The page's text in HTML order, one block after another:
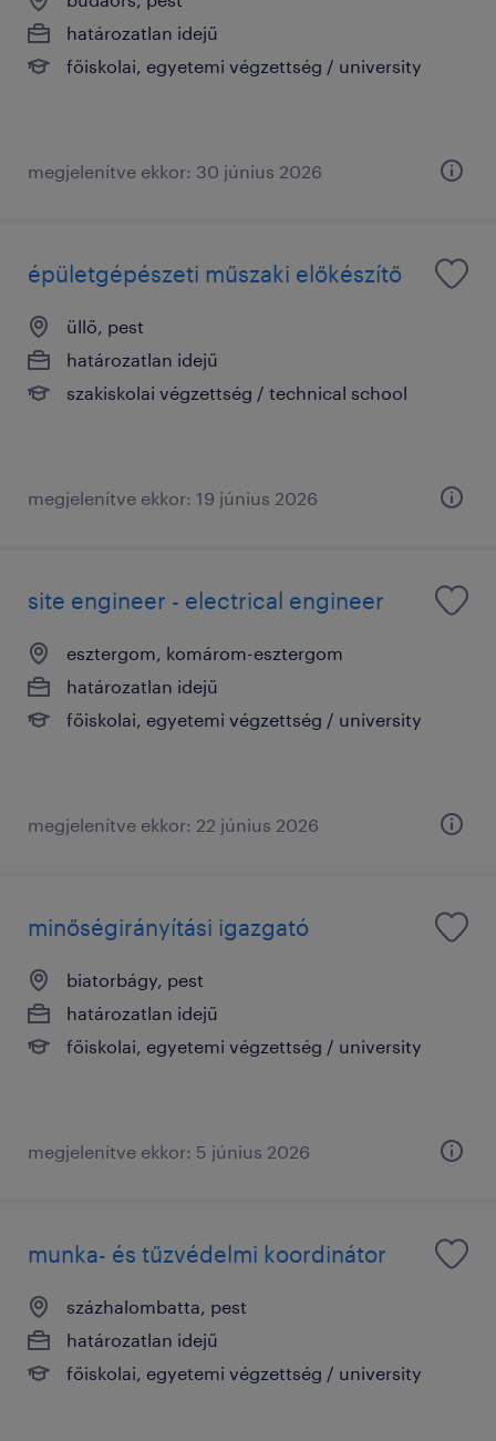
határozatlan idejű
főiskolai, egyetemi végzettség / university
megjelenítve ekkor: 30 június 2026
épületgépészeti műszaki előkészítő
üllő, pest
határozatlan idejű
szakiskolai végzettség / technical school
megjelenítve ekkor: 19 június 2026
site engineer - electrical engineer
esztergom, komárom-esztergom
határozatlan idejű
főiskolai, egyetemi végzettség / university
megjelenítve ekkor: 22 június 2026
minőségirányítási igazgató
biatorbágy, pest
határozatlan idejű
főiskolai, egyetemi végzettség / university
megjelenítve ekkor: 5 június 2026
munka- és tűzvédelmi koordinátor
százhalombatta, pest
határozatlan idejű
főiskolai, egyetemi végzettség / university